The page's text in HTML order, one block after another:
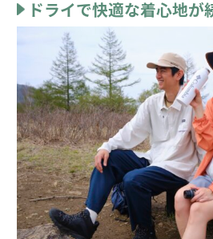
ドライで快適な着心地が